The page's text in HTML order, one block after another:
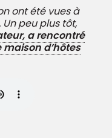
ont été vues à
peu plus tôt,
a rencontré
d’hôtes